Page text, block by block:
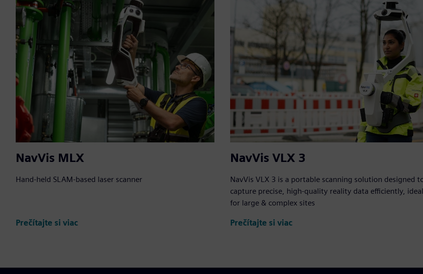
NavVis MLX
Hand-held SLAM-based laser scanner
Prečítajte si viac
NavVis VLX 3
NavVis VLX 3 is a portable scanning solution designed
capture precise, high-quality reality data efficiently, ideal
for large & complex sites
Prečítajte si viac